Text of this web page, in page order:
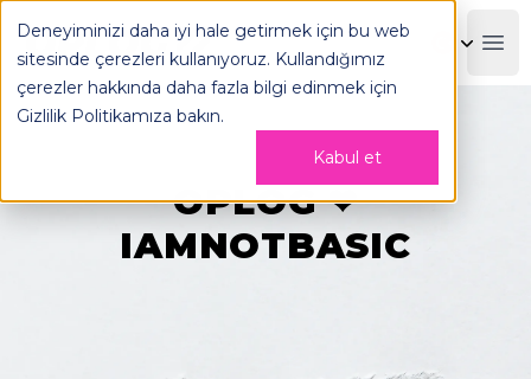
Deneyiminizi daha iyi hale getirmek için bu web
sitesinde çerezleri kullanıyoruz. Kullandığımız
çerezler hakkında daha fazla bilgi edinmek için
Gizlilik Politikamıza bakın.
Kabul et
OPLOG
OPLOG ❤
IAMNOTBASIC